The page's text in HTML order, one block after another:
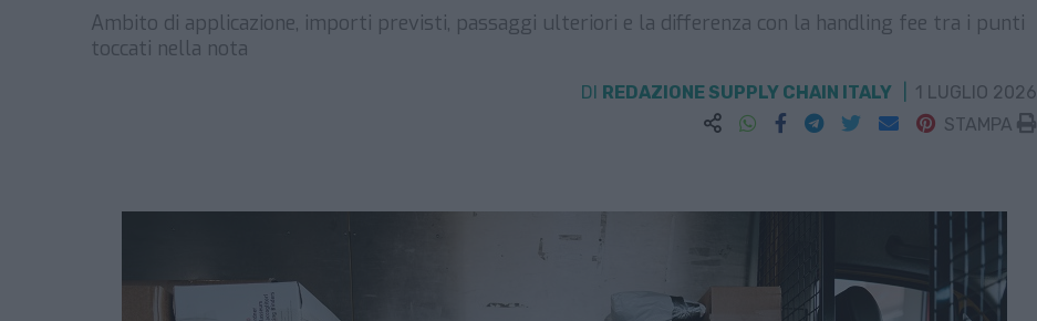
Ambito di applicazione, importi previsti, passaggi ulteriori e la differenza con la handling fee tra i punti
toccati nella nota
DI REDAZIONE SUPPLY CHAIN ITALY
1 LUGLIO 2026
STAMPA